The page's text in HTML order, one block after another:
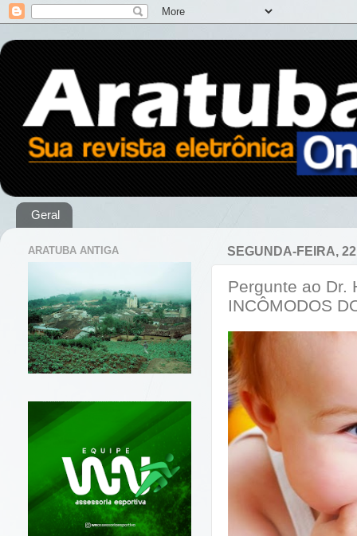
Geral
SEGUNDA-FEIRA,
Pergunte ao Dr.
INCÔMODOS
ARATUBA ANTIGA